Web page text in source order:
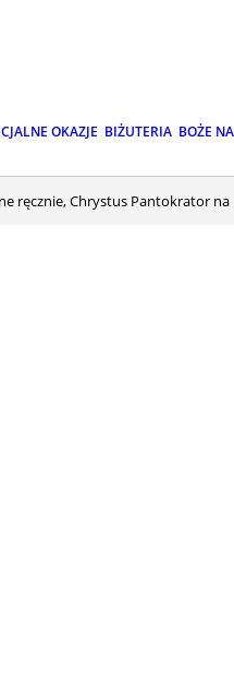
OKAZJE BIŻUTERIA BOŻE
ręcznie, Chrystus Pantokrator